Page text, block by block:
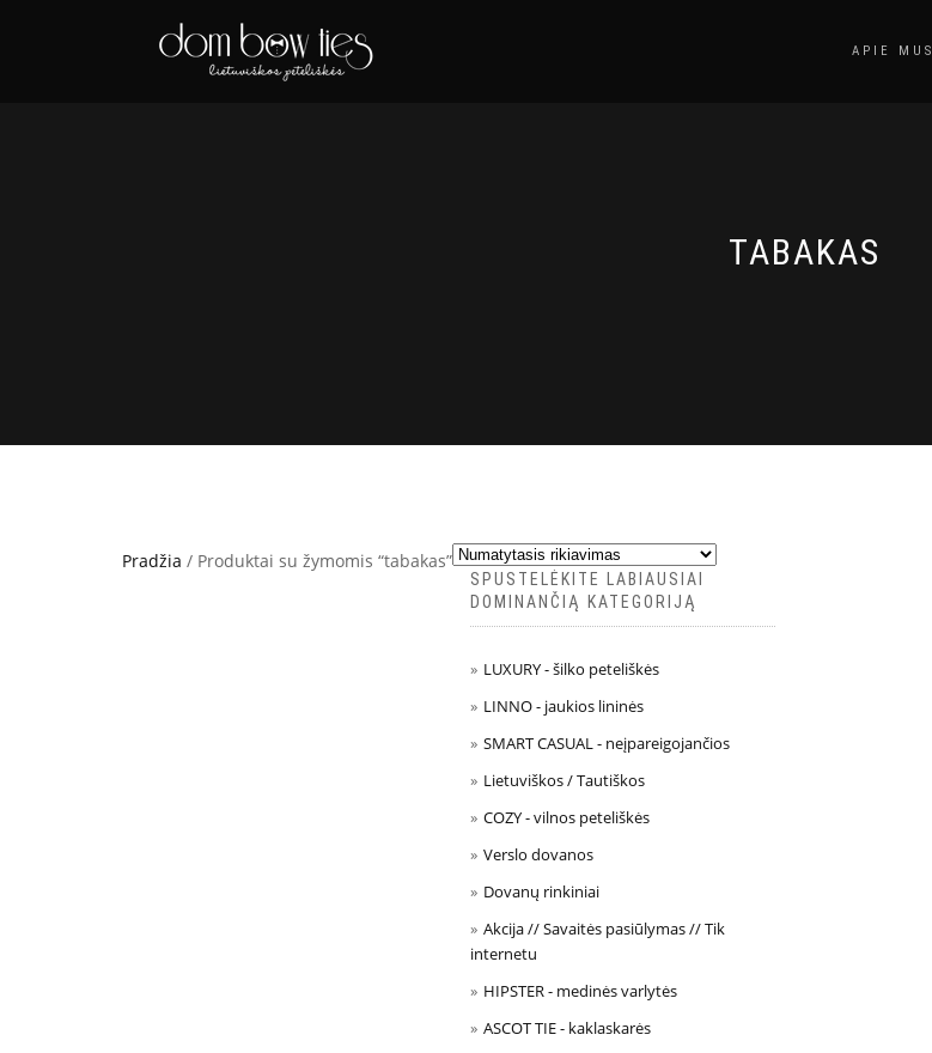
APIE MUS
TABAKAS
Pradžia / Produktai su žymomis “tabakas”
SPUSTELĖKITE LABIAUSIAI
DOMINANČIĄ KATEGORIJĄ
LUXURY - šilko peteliškės
LINNO - jaukios lininės
SMART CASUAL - neįpareigojančios
Lietuviškos / Tautiškos
COZY - vilnos peteliškės
Verslo dovanos
Dovanų rinkiniai
Akcija // Savaitės pasiūlymas // Tik
internetu
HIPSTER - medinės varlytės
ASCOT TIE - kaklaskarės